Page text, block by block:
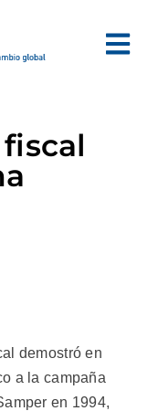
demostró en
a la campaña
en 1994,